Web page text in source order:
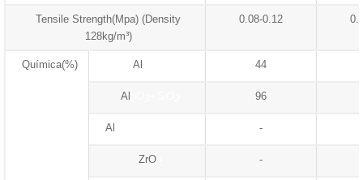
Tensile Strength(Mpa) (Density
128kg/m³)
0.08-0.12
Química(%) Al 44
Al 96
Al -
ZrO2 -